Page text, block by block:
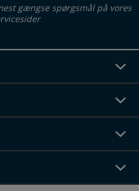
gængse spørgsmål på vores